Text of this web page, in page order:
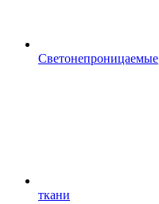
Светонепроницаемые
ткани